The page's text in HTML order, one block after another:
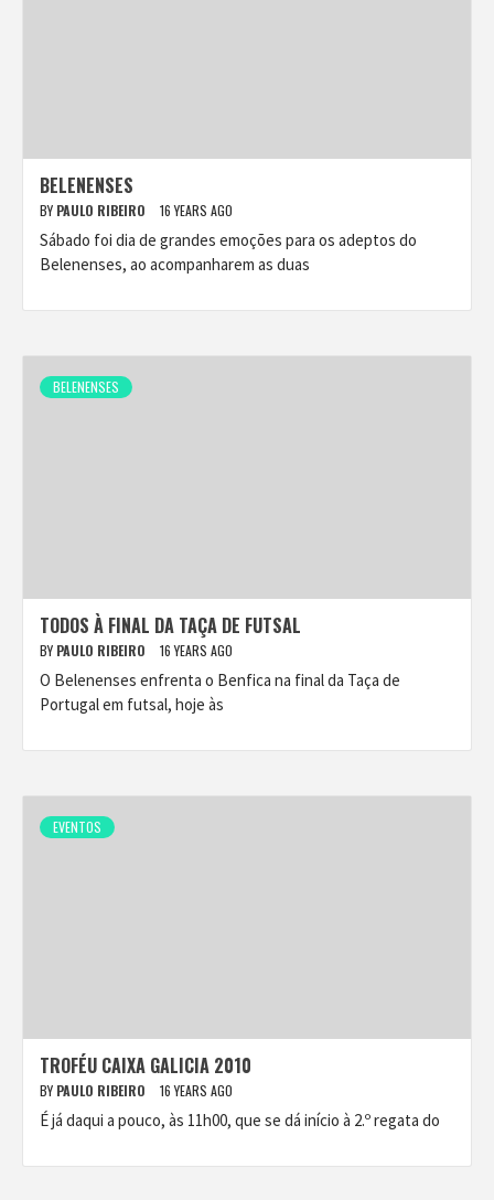
BELENENSES
BY PAULO RIBEIRO 16 YEARS AGO
Sábado foi dia de grandes emoções para os adeptos do
Belenenses, ao acompanharem as duas
BELENENSES
TODOS À FINAL DA TAÇA DE FUTSAL
BY PAULO RIBEIRO 16 YEARS AGO
O Belenenses enfrenta o Benfica na final da Taça de
Portugal em futsal, hoje às
EVENTOS
TROFÉU CAIXA GALICIA 2010
BY PAULO RIBEIRO 16 YEARS AGO
É já daqui a pouco, às 11h00, que se dá início à 2.º regata do